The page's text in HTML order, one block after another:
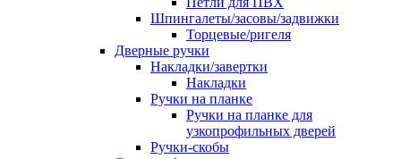
Шпингалеты/засовы/задвижки
Торцевые/ригеля
Дверные ручки
Накладки/завертки
Накладки
Ручки на планке
Ручки на планке для
узкопрофильных дверей
Ручки-скобы